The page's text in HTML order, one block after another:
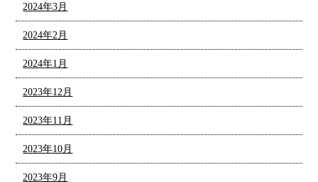
2024年3月
2024年2月
2024年1月
2023年12月
2023年11月
2023年10月
2023年9月